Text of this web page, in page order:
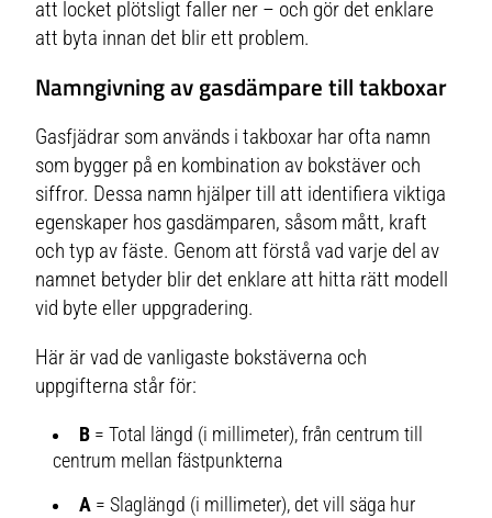
att locket plötsligt faller ner – och gör det enklare
att byta innan det blir ett problem.
Namngivning av gasdämpare till takboxar
Gasfjädrar som används i takboxar har ofta namn
som bygger på en kombination av bokstäver och
siffror. Dessa namn hjälper till att identifiera viktiga
egenskaper hos gasdämparen, såsom mått, kraft
och typ av fäste. Genom att förstå vad varje del av
namnet betyder blir det enklare att hitta rätt modell
vid byte eller uppgradering.
Här är vad de vanligaste bokstäverna och
uppgifterna står för:
B = Total längd (i millimeter), från centrum till
centrum mellan fästpunkterna
A = Slaglängd (i millimeter), det vill säga hur